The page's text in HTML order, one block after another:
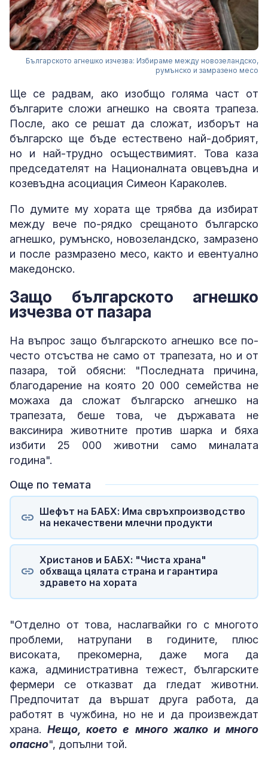
Българското агнешко изчезва: Избираме между новозеландско,
румънско и замразено месо
Ще се радвам, ако изобщо голяма част от
българите сложи агнешко на своята трапеза.
После, ако се решат да сложат, изборът на
българско ще бъде естествено най-добрият,
но и най-трудно осъществимият. Това каза
председателят на Националната овцевъдна и
козевъдна асоциация Симеон Караколев.
По думите му хората ще трябва да избират
между вече по-рядко срещаното българско
агнешко, румънско, новозеландско, замразено
и после размразено месо, както и евентуално
македонско.
Защо българското агнешко
изчезва от пазара
На въпрос защо българското агнешко все по-
често отсъства не само от трапезата, но и от
пазара, той обясни: "Последната причина,
благодарение на която 20 000 семейства не
можаха да сложат българско агнешко на
трапезата, беше това, че държавата не
ваксинира животните против шарка и бяха
избити 25 000 животни само миналата
година".
Още по темата
Шефът на БАБХ: Има свръхпроизводство
на некачествени млечни продукти
Христанов и БАБХ: "Чиста храна"
обхваща цялата страна и гарантира
здравето на хората
"Отделно от това, наслагвайки го с многото
проблеми, натрупани в годините, плюс
високата, прекомерна, даже мога да
кажа, административна тежест, българските
фермери се отказват да гледат животни.
Предпочитат да вършат друга работа, да
работят в чужбина, но не и да произвеждат
храна.Нещо, което е много жалко и много
опасно", допълни той.